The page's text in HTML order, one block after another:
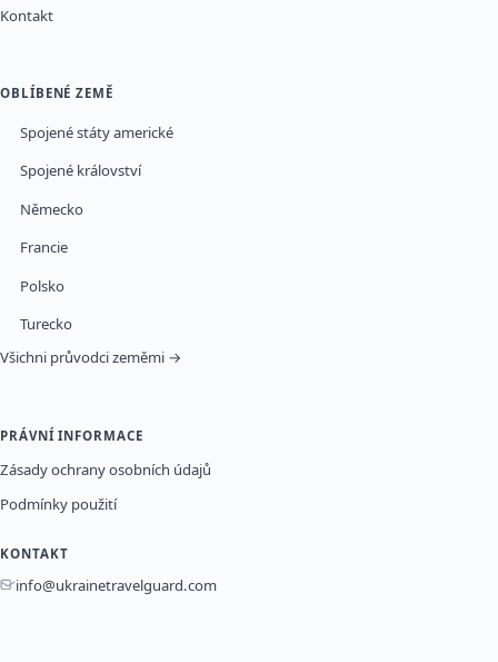
Kontakt
OBLÍBENÉ ZEMĚ
Spojené státy americké
Spojené království
Německo
Francie
Polsko
Turecko
Všichni průvodci zeměmi →
PRÁVNÍ INFORMACE
Zásady ochrany osobních údajů
Podmínky použití
KONTAKT
info@ukrainetravelguard.com